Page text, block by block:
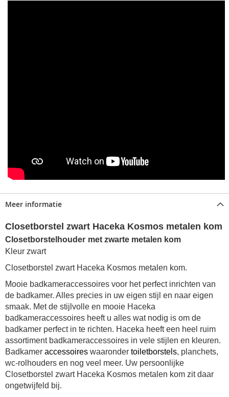
Meer informatie
Closetborstel zwart Haceka Kosmos metalen kom
Closetborstelhouder met zwarte metalen kom
Kleur zwart
Closetborstel zwart Haceka Kosmos metalen kom.
Mooie badkameraccessoires voor het perfect inrichten van
de badkamer. Alles precies in uw eigen stijl en naar eigen
smaak. Met de stijlvolle en mooie Haceka
badkameraccessoires heeft u alles wat nodig is om de
badkamer perfect in te richten. Haceka heeft een heel ruim
assortiment badkameraccessoires in vele stijlen en kleuren.
Badkamer accessoires waaronder toiletborstels, planchets,
wc-rolhouders en nog veel meer. Uw persoonlijke
Closetborstel zwart Haceka Kosmos metalen kom zit daar
ongetwijfeld bij.